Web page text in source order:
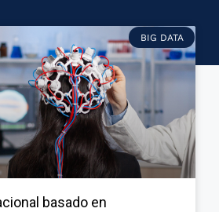
BIG DATA
basado en